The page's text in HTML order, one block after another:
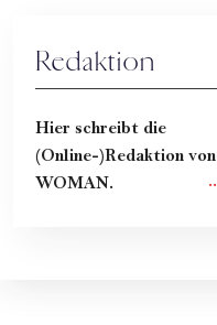
Redaktion
Hier schreibt die
(Online-)Redaktion von
WOMAN.